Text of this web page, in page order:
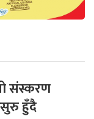
संस्करण
सुरु हुँदै